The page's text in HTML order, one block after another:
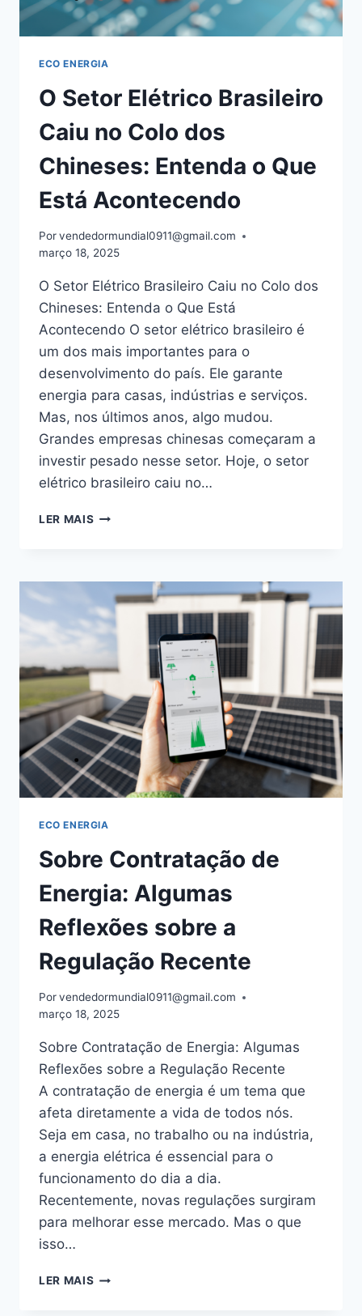
ECO ENERGIA
O Setor Elétrico Brasileiro
Caiu no Colo dos
Chineses: Entenda o Que
Está Acontecendo
Porvendedormundial0911@gmail.com
março 18, 2025
O Setor Elétrico Brasileiro Caiu no Colo dos
Chineses: Entenda o Que Está
Acontecendo O setor elétrico brasileiro é
um dos mais importantes para o
desenvolvimento do país. Ele garante
energia para casas, indústrias e serviços.
Mas, nos últimos anos, algo mudou.
Grandes empresas chinesas começaram a
investir pesado nesse setor. Hoje, o setor
elétrico brasileiro caiu no…
LER MAIS O
CAIU
COLO
DOS
CHINESES:
ENTENDA
QUE
ESTÁ
ACONTECENDO
ECO ENERGIA
Sobre Contratação de
Energia: Algumas
Reflexões sobre a
Regulação Recente
Porvendedormundial0911@gmail.com
março 18, 2025
Sobre Contratação de Energia: Algumas
Reflexões sobre a Regulação Recente
A contratação de energia é um tema que
afeta diretamente a vida de todos nós.
Seja em casa, no trabalho ou na indústria,
a energia elétrica é essencial para o
funcionamento do dia a dia.
Recentemente, novas regulações surgiram
para melhorar esse mercado. Mas o que
isso…
LER MAIS SOBRE